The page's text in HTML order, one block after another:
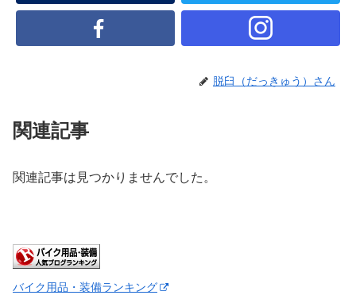
脱臼（だっきゅう）さん
関連記事
関連記事は見つかりませんでした。
バイク用品・装備ランキング